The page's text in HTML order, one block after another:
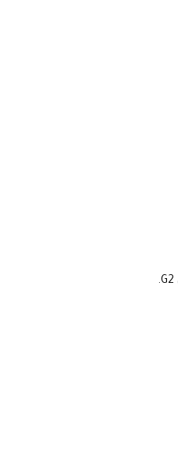
والتقارير منذ عام 1997. معترف بها من Gartner. رائدة على G2.